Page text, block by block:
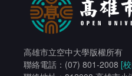
高雄市立空中大學版權所有
聯絡電話：(07) 801-2008 [